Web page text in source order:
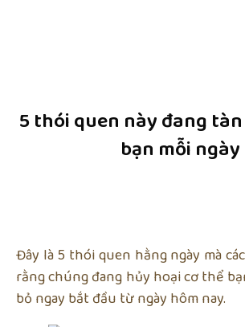
5 thói quen này đang
bạn mỗi ngày
Đây là 5 thói quen hằng ngày mà
rằng chúng đang hủy hoại cơ thể
bỏ ngay bắt đầu từ ngày hôm nay.